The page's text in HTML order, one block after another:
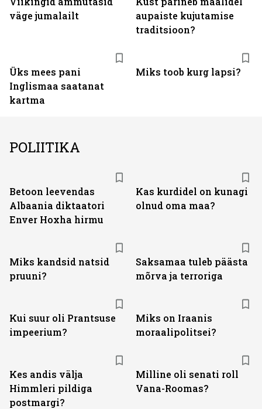
väge jumalailt
aupaiste kujutamise
traditsioon?
Üks mees pani
Inglismaa saatanat
kartma
Miks toob kurg lapsi?
POLIITIKA
Betoon leevendas
Albaania diktaatori
Enver Hoxha hirmu
Kas kurdidel on kunagi
olnud oma maa?
Miks kandsid natsid
pruuni?
Saksamaa tuleb päästa
mõrva ja terroriga
Kui suur oli Prantsuse
impeerium?
Miks on Iraanis
moraalipolitsei?
Kes andis välja
Himmleri pildiga
postmargi?
Milline oli senati roll
Vana-Roomas?